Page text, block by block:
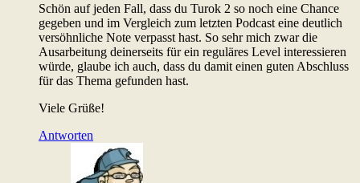
Schön auf jeden Fall, dass du Turok 2 so noch eine Chance
gegeben und im Vergleich zum letzten Podcast eine deutlich
versöhnliche Note verpasst hast. So sehr mich zwar die
Ausarbeitung deinerseits für ein reguläres Level interessieren
würde, glaube ich auch, dass du damit einen guten Abschluss
für das Thema gefunden hast.
Viele Grüße!
Antworten